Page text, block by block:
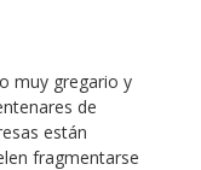
muy gregario y
de
están
fragmentarse